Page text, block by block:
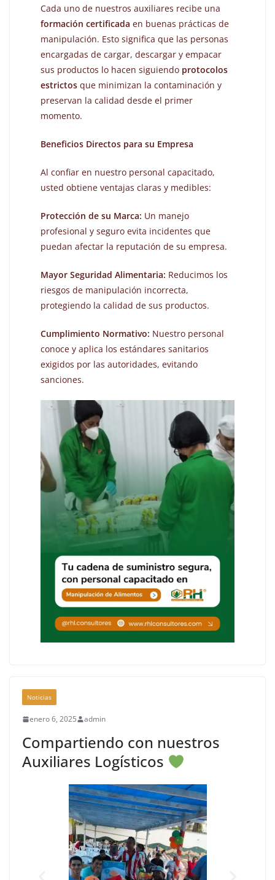
Cada uno de nuestros auxiliares recibe una
formación certificada en buenas prácticas de
manipulación. Esto significa que las personas
encargadas de cargar, descargar y empacar
sus productos lo hacen siguiendo protocolos
estrictos que minimizan la contaminación y
preservan la calidad desde el primer
momento.
Beneficios Directos para su Empresa
Al confiar en nuestro personal capacitado,
usted obtiene ventajas claras y medibles:
Protección de su Marca: Un manejo
profesional y seguro evita incidentes que
puedan afectar la reputación de su empresa.
Mayor Seguridad Alimentaria: Reducimos los
riesgos de manipulación incorrecta,
protegiendo la calidad de sus productos.
Cumplimiento Normativo: Nuestro personal
conoce y aplica los estándares sanitarios
exigidos por las autoridades, evitando
sanciones.
Noticias
enero 6, 2025 admin
Compartiendo con nuestros
Auxiliares Logísticos